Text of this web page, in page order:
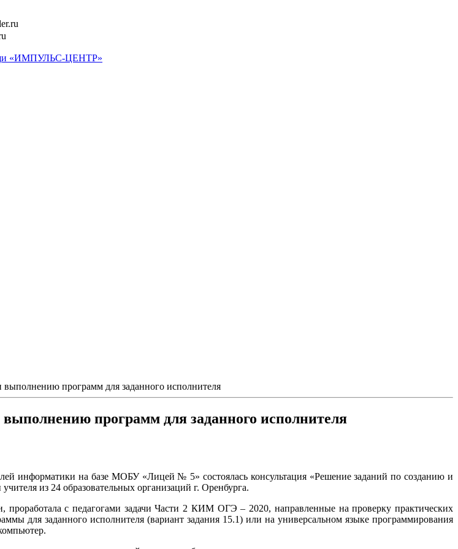
«ИМПУЛЬС-ЦЕНТР»
программ для заданного исполнителя
программ для заданного исполнителя
информатики на базе МОБУ «Лицей № 5» состоялась консультация «Решение заданий по созданию и
из 24 образовательных организаций г. Оренбурга.
с педагогами задачи Части 2 КИМ ОГЭ – 2020, направленные на проверку практических
для заданного исполнителя (вариант задания 15.1) или на универсальном языке программирования